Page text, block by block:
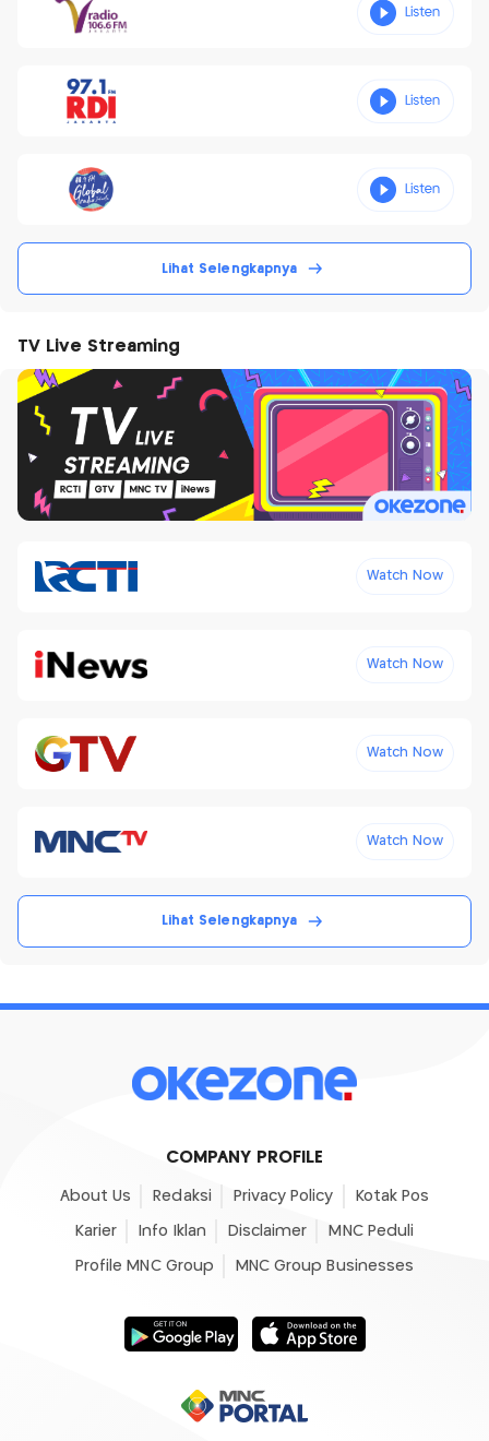
Lihat Selengkapnya
TV Live Streaming
Watch Now
Watch Now
Watch Now
Watch Now
Lihat Selengkapnya
COMPANY PROFILE
About Us Redaksi Privacy Policy Kotak Pos
Karier Info Iklan Disclaimer MNC Peduli
Profile MNC Group MNC Group Businesses